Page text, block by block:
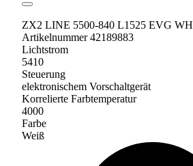
ZX2 LINE 5500-840 L1525 EVG WH
Artikelnummer 42189883
Lichtstrom
5410
Steuerung
elektronischem Vorschaltgerät
Korrelierte Farbtemperatur
4000
Farbe
Weiß